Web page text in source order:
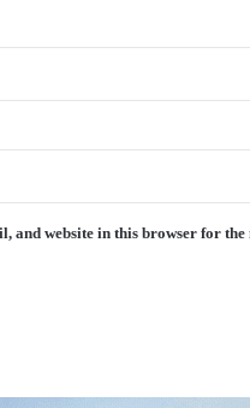
and website in this browser for